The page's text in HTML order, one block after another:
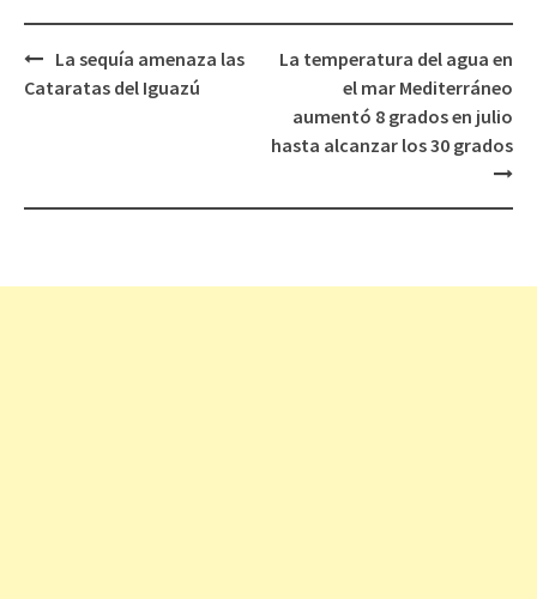
Navegación
La sequía amenaza las
Cataratas del Iguazú
La temperatura del agua en
el mar Mediterráneo
aumentó 8 grados en julio
hasta alcanzar los 30 grados